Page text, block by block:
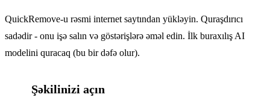
QuickRemove-u rəsmi internet saytından yükləyin. Quraşdırıcı
sadədir - onu işə salın və göstərişlərə əməl edin. İlk buraxılış AI
modelini quracaq (bu bir dəfə olur).
Şəkilinizi açın